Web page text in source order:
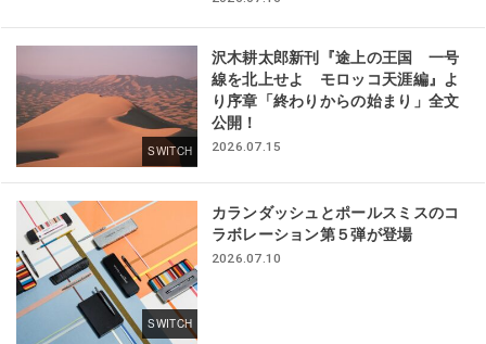
SWITCH
沢木耕太郎新刊『途上の王国 一号
線を北上せよ モロッコ天涯編』よ
り序章「終わりからの始まり」全文
公開！
2026.07.15
SWITCH
カランダッシュとポールスミスのコ
ラボレーション第５弾が登場
2026.07.10